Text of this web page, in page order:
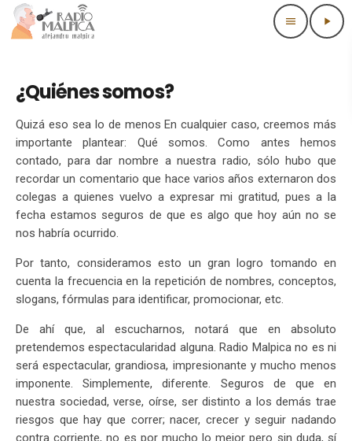
menu play_arrow
¿Quiénes somos?
Quizá eso sea lo de menos En cualquier caso, creemos más
importante plantear: Qué somos. Como antes hemos
contado, para dar nombre a nuestra radio, sólo hubo que
recordar un comentario que hace varios años externaron dos
colegas a quienes vuelvo a expresar mi gratitud, pues a la
fecha estamos seguros de que es algo que hoy aún no se
nos habría ocurrido.
Por tanto, consideramos esto un gran logro tomando en
cuenta la frecuencia en la repetición de nombres, conceptos,
slogans, fórmulas para identificar, promocionar, etc.
De ahí que, al escucharnos, notará que en absoluto
pretendemos espectacularidad alguna. Radio Malpica no es ni
será espectacular, grandiosa, impresionante y mucho menos
imponente. Simplemente, diferente. Seguros de que en
nuestra sociedad, verse, oírse, ser distinto a los demás trae
riesgos que hay que correr; nacer, crecer y seguir nadando
contra corriente, no es por mucho lo mejor pero sin duda, sí